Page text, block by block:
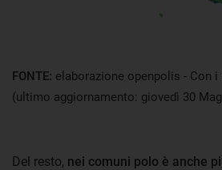
FONTE: elaborazione openpolis - Con
(ultimo aggiornamento: giovedì 30
Del resto, nei comuni polo è anche